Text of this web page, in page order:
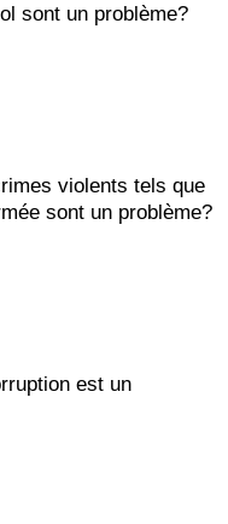
sont un problème?
violents tels que
sont un problème?
est un